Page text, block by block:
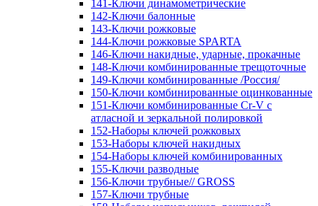
141-Ключи динамометрические
142-Ключи балонные
143-Ключи рожковые
144-Ключи рожковые SPARTA
146-Ключи накидные, ударные, прокачные
148-Ключи комбинированные трещоточные
149-Ключи комбинированные /Россия/
150-Ключи комбинированные оцинкованные
151-Ключи комбинированные Cr-V с
атласной и зеркальной полировкой
152-Наборы ключей рожковых
153-Наборы ключей накидных
154-Наборы ключей комбинированных
155-Ключи разводные
156-Ключи трубные// GROSS
157-Ключи трубные